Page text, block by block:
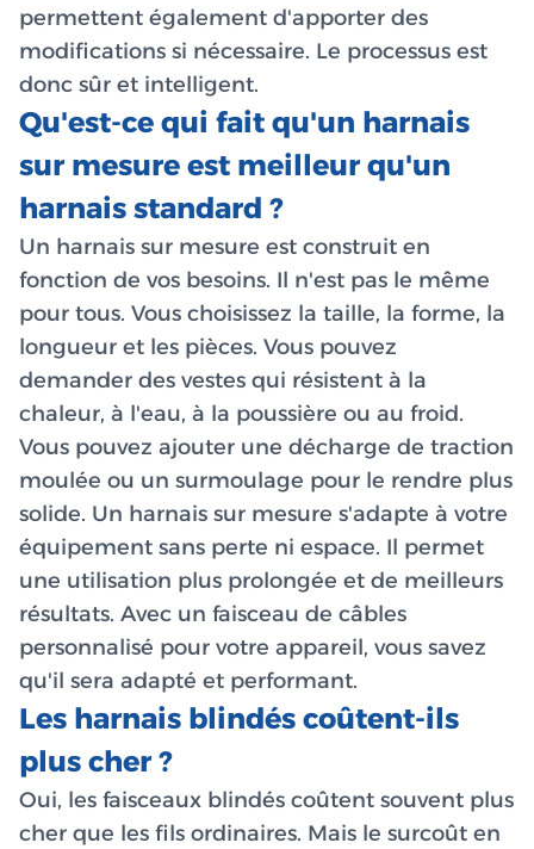
permettent également d'apporter des
modifications si nécessaire. Le processus est
donc sûr et intelligent.
Qu'est-ce qui fait qu'un harnais
sur mesure est meilleur qu'un
harnais standard ?
Un harnais sur mesure est construit en
fonction de vos besoins. Il n'est pas le même
pour tous. Vous choisissez la taille, la forme, la
longueur et les pièces. Vous pouvez
demander des vestes qui résistent à la
chaleur, à l'eau, à la poussière ou au froid.
Vous pouvez ajouter une décharge de traction
moulée ou un surmoulage pour le rendre plus
solide. Un harnais sur mesure s'adapte à votre
équipement sans perte ni espace. Il permet
une utilisation plus prolongée et de meilleurs
résultats. Avec un faisceau de câbles
personnalisé pour votre appareil, vous savez
qu'il sera adapté et performant.
Les harnais blindés coûtent-ils
plus cher ?
Oui, les faisceaux blindés coûtent souvent plus
cher que les fils ordinaires. Mais le surcoût en